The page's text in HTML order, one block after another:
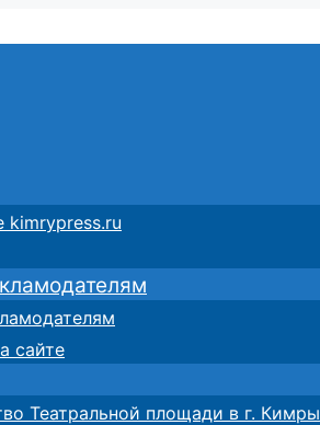
kimrypress.ru
сайте
Театральной площади в г. Кимры